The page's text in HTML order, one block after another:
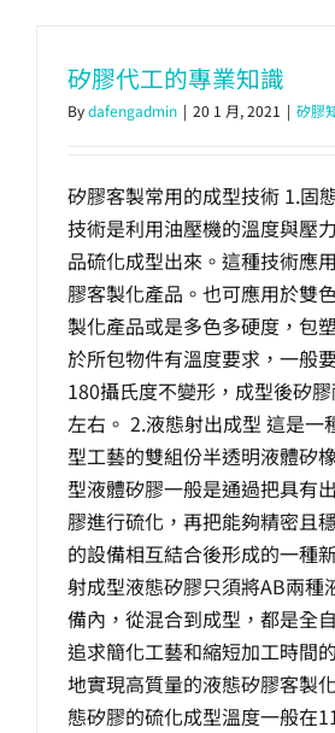
矽膠代工的專業知識
Bydafengadmin | 20 1 月, 2021 | 矽膠
矽膠客製常用的成型技術 1.固
技術是利用油壓機的溫度與壓
品硫化成型出來。這種技術應
膠客製化產品。也可應用於雙
製化產品或是多色多硬度，包
於所包物件有溫度要求，一般
180攝氏度不變形，成型後矽
左右。 2.液態射出成型 這是一
型工藝的雙組份半透明液體矽
型液體矽膠一般是通過把具有
膠進行硫化，再把能夠精密且
的設備相互結合後形成的一種
射成型液態矽膠只須將AB兩種
備內，從混合到成型，都是全
追求簡化工藝和縮短加工時間
地實現高質量的液態矽膠客製
態矽膠的硫化成型溫度一般